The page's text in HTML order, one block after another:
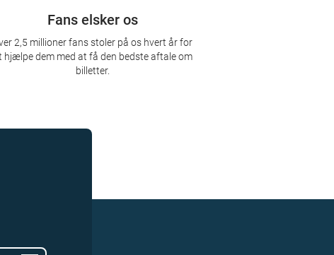
Fans elsker os
2,5 millioner fans stoler på os hvert år for
hjælpe dem med at få den bedste aftale om
billetter.